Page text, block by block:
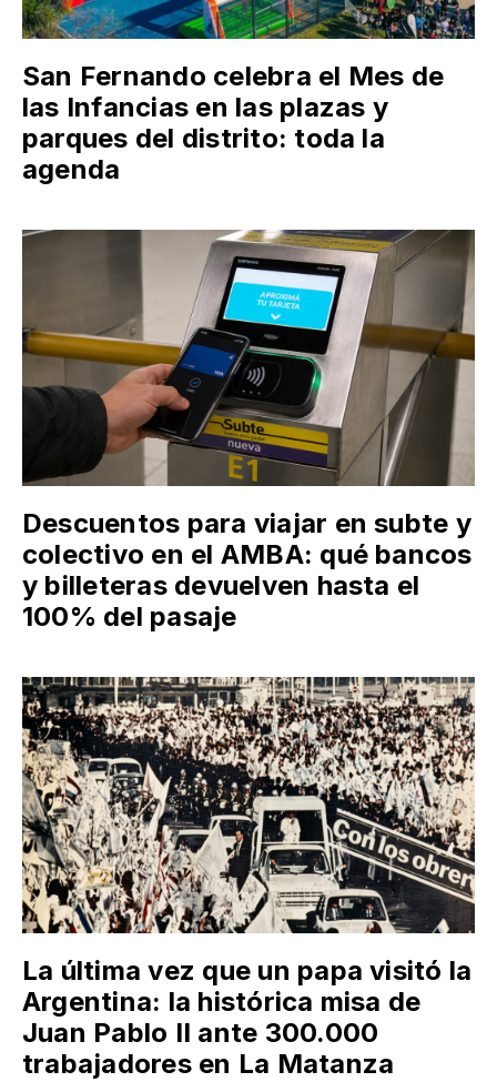
San Fernando celebra el Mes de
las Infancias en las plazas y
parques del distrito: toda la
agenda
Descuentos para viajar en subte y
colectivo en el AMBA: qué bancos
y billeteras devuelven hasta el
100% del pasaje
La última vez que un papa visitó la
Argentina: la histórica misa de
Juan Pablo II ante 300.000
trabajadores en La Matanza